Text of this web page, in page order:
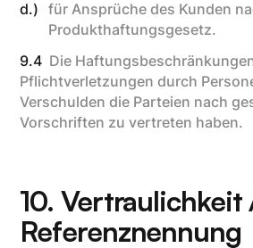
d.)
für Ansprüche des Kunden
Produkthaftungsgesetz.
9.4 Die
Pflichtverletzungen durch
Verschulden die Parteien nach
Vorschriften zu vertreten haben.
10. Vertraulichkeit
Referenznennung